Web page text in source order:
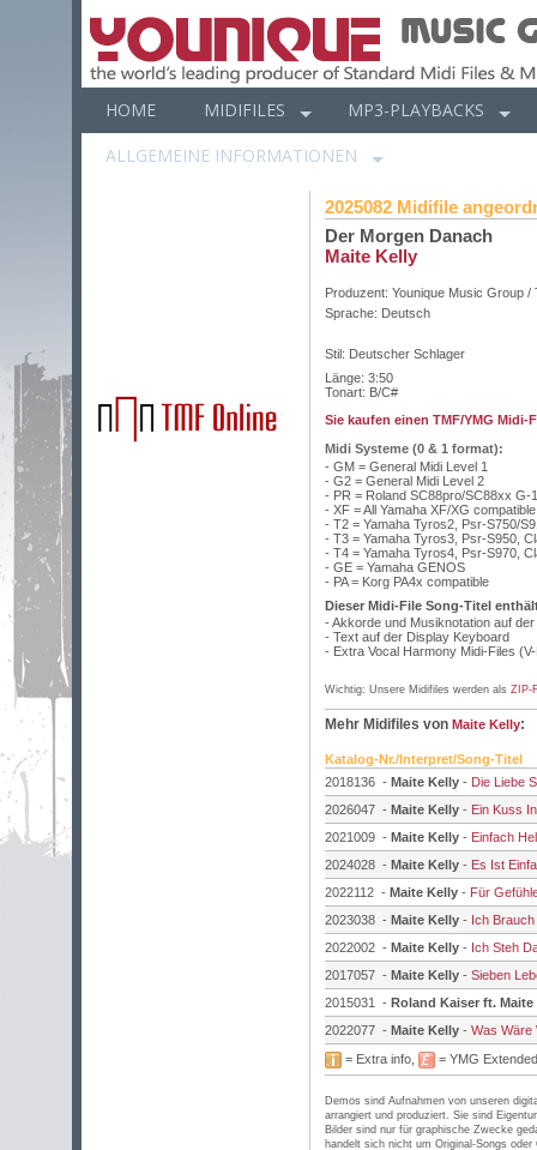
HOME MIDIFILES
MP3-PLAYBACKS
ALLGEMEINE INFORMATIONEN
2025082 Midifile
Der Morgen Danach
Maite Kelly
Produzent: Younique Music Group /
Sprache: Deutsch
Stil: Deutscher Schlager
Länge: 3:50
Tonart: B/C#
Sie kaufen einen TMF/YMG
Midi Systeme (0 & 1 format):
- GM = General Midi Level 1
- G2 = General Midi Level 2
- PR = Roland SC88pro/SC88xx G-
- XF = All Yamaha XF/XG
- T2 = Yamaha Tyros2, Psr-S750/
- T3 = Yamaha Tyros3, Psr-S950,
- T4 = Yamaha Tyros4, Psr-S970,
- GE = Yamaha GENOS
- PA = Korg PA4x compatible
Dieser Midi-File Song-Titel
- Akkorde und Musiknotation auf
- Text auf der Display Keyboard
- Extra Vocal Harmony Midi-Files
Wichtig: Unsere Midifiles werden als ZIP-
Mehr Midifiles von Maite Kelly:
Katalog-Nr./Interpret/Song-Titel
2018136 - Maite Kelly - Die Liebe
2026047 - Maite Kelly - Ein Kuss
2021009 - Maite Kelly - Einfach
2024028 - Maite Kelly - Es Ist
2022112 - Maite Kelly - Für
2023038 - Maite Kelly - Ich
2022002 - Maite Kelly - Ich Steh
2017057 - Maite Kelly - Sieben
2015031 - Roland Kaiser ft. Maite
2022077 - Maite Kelly - Was Wäre
= Extra info,
= YMG
Demos sind Aufnahmen von unseren
arrangiert und produziert. Sie sind
Bilder sind nur für graphische Zwecke
handelt sich nicht um Original-Songs oder